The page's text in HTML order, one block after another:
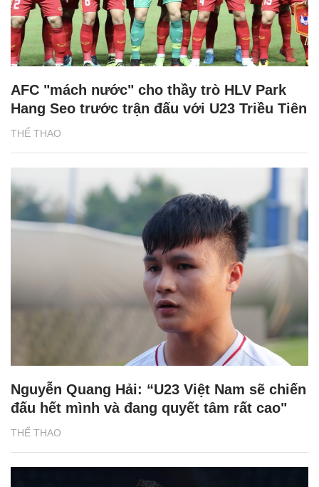
THỂ THAO
AFC "mách nước" cho thầy trò HLV Park
Hang Seo trước trận đấu với U23 Triều Tiên
THỂ THAO
Nguyễn Quang Hải: “U23 Việt Nam sẽ chiến
đấu hết mình và đang quyết tâm rất cao"